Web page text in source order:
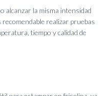
alcanzar la misma intensidad
realizar pruebas
tiempo y calidad de